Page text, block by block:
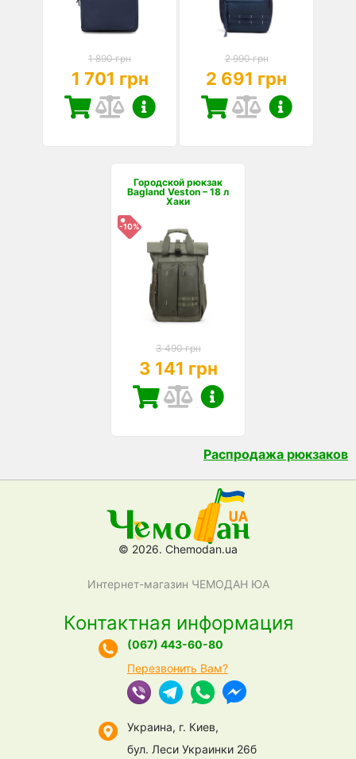
1 890 грн
1 701 грн
2 990 грн
2 691 грн
Городской рюкзак
Bagland Veston – 18 л
Хаки
-10%
3 490 грн
3 141 грн
Распродажа рюкзаков
© 2026. Chemodan.ua
Интернет-магазин ЧЕМОДАН ЮА
Контактная информация
(067) 443-60-80
Перезвонить Вам?
Украина, г. Киев,
бул. Леси Украинки 26б